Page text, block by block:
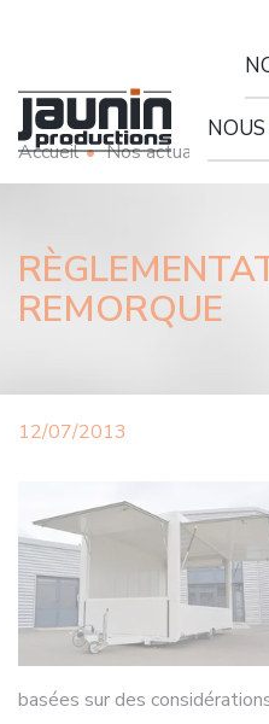
Accueil Nos actualités
REMORQUE
12/07/2013
basées sur des